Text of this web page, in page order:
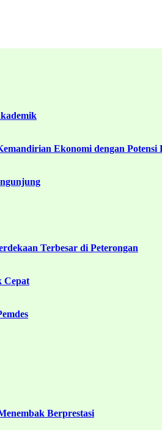
Ekonomi dengan Potensi
Terbesar di Peterongan
Cepat
Berprestasi